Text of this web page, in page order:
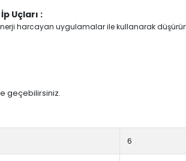
Uçları :
harcayan uygulamalar ile kullanarak
geçebilirsiniz.
6